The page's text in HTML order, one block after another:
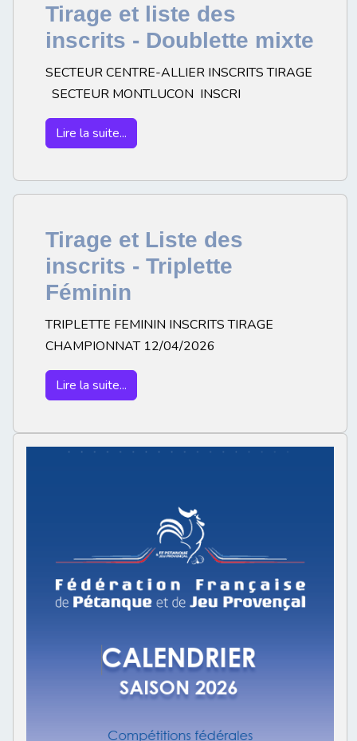
Tirage et liste des
inscrits - Doublette mixte
SECTEUR CENTRE-ALLIER INSCRITS TIRAGE
SECTEUR MONTLUCON INSCRI
Lire la suite...
Tirage et Liste des
inscrits - Triplette
Féminin
TRIPLETTE FEMININ INSCRITS TIRAGE
CHAMPIONNAT 12/04/2026
Lire la suite...